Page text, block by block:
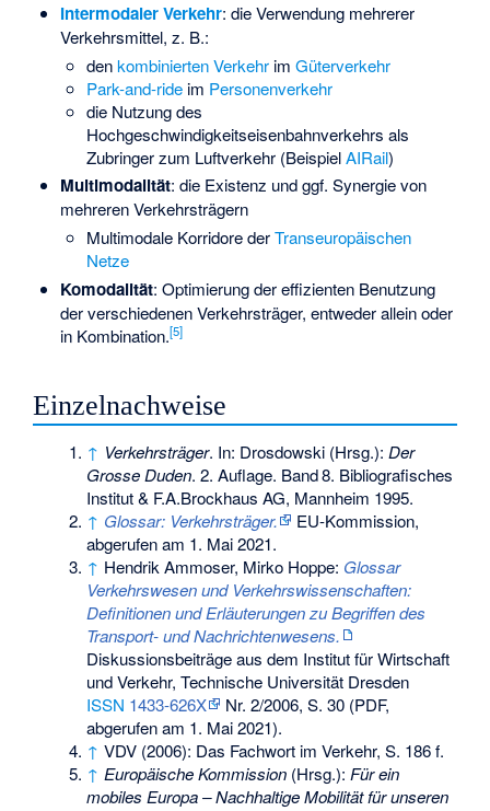
Intermodaler Verkehr: die Verwendung mehrerer
Verkehrsmittel, z. B.:
denkombinierten Verkehr imGüterverkehr
Park-and-ride im Personenverkehr
die Nutzung des
Hochgeschwindigkeitseisenbahnverkehrs als
Zubringer zum Luftverkehr (BeispielAIRail)
Multimodalität: die Existenz und ggf. Synergie von
mehreren Verkehrsträgern
Multimodale Korridore derTranseuropäischen
Netze
Komodalität: Optimierung der effizienten Benutzung
der verschiedenen Verkehrsträger, entweder allein oder
in Kombination.[5]
Einzelnachweise
↑ Verkehrsträger. In: Drosdowski (Hrsg.):Der
Grosse Duden. 2. Auflage. Band8. Bibliografisches
Institut & F.A.Brockhaus AG, Mannheim 1995.
↑ Glossar: Verkehrsträger.
EU-Kommission,
abgerufen am 1. Mai 2021.
↑ Hendrik Ammoser, Mirko Hoppe: Glossar
Verkehrswesen und Verkehrswissenschaften:
Definitionen und Erläuterungen zu Begriffen des
Transport- und Nachrichtenwesens.
Diskussionsbeiträge aus dem Institut für Wirtschaft
und Verkehr, Technische Universität Dresden
ISSN 1433-626X
Nr. 2/2006, S. 30 (PDF,
abgerufen am 1. Mai 2021).
↑ VDV (2006): Das Fachwort im Verkehr, S. 186 f.
↑ Europäische Kommission (Hrsg.):Für ein
mobiles Europa – Nachhaltige Mobilität für unseren